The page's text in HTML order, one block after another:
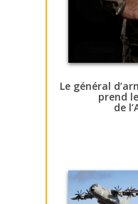
Le général
prend
de